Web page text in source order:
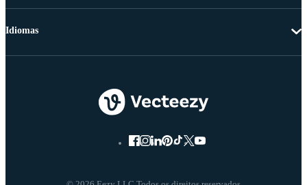
Idiomas